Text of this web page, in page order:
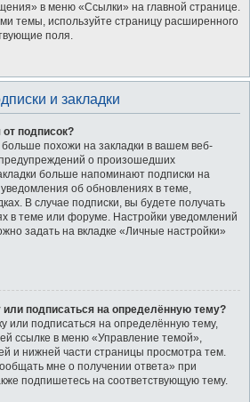
в меню «Ссылки» на главной странице.
темы, используйте страницу расширенного
поля.
и закладки
подписок?
похожи на закладки в вашем веб-
о произошедших
больше напоминают подписки на
об обновлениях в теме,
В случае подписки, вы будете получать
в теме или форуме. Настройки уведомлений
задать на вкладке «Личные настройки»
или подписаться на определённую тему?
или подписаться на определённую тему,
ссылке в меню «Управление темой»,
и нижней части страницы просмотра тем.
мне о получении ответа» при
подпишетесь на соответствующую тему.